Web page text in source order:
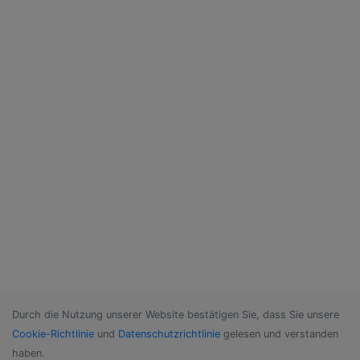
Durch die Nutzung unserer Website bestätigen Sie, dass Sie unsere
Cookie-Richtlinie und Datenschutzrichtlinie gelesen und verstanden
haben.